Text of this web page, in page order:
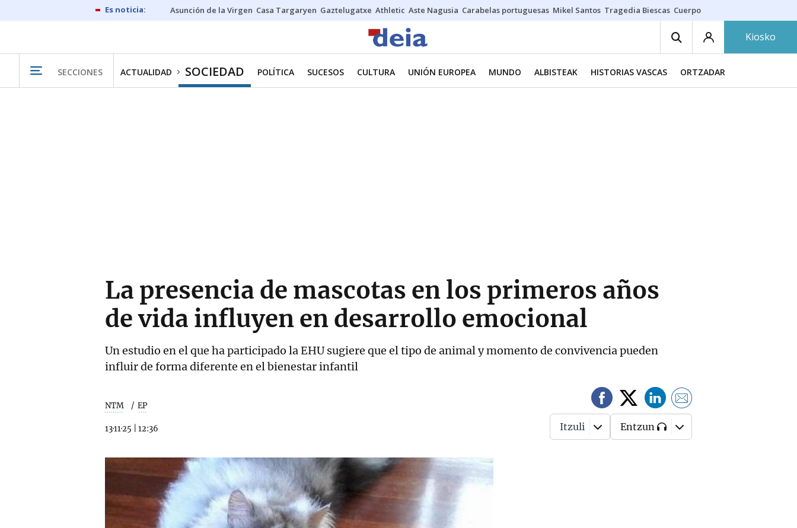
Asunción de la Virgen Casa Targaryen Gaztelugatxe Athletic Aste Nagusia Carabelas portuguesas Mikel Santos Tragedia Biescas Cuerpo ría
Kiosko
SECCIONES ACTUALIDAD SOCIEDAD POLÍTICA SUCESOS CULTURA UNIÓN EUROPEA MUNDO ALBISTEAK HISTORIAS VASCAS ORTZADAR
La presencia de mascotas en los primeros años
de vida influyen en desarrollo emocional
Un estudio en el que ha participado la EHU sugiere que el tipo de animal y momento de convivencia pueden
influir de forma diferente en el bienestar infantil
NTM EP
13·11·25 12:36 Itzuli Entzun